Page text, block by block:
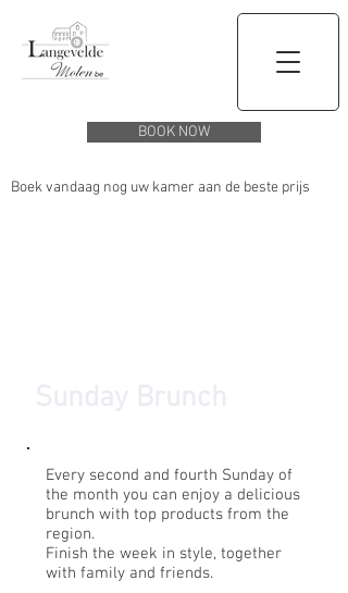
Boek vandaag nog uw kamer aan de beste prijs
BOOK NOW
Every second and fourth Sunday of
the month you can enjoy a delicious
brunch with top products from the
region.
Finish the week in style, together
with family and friends.